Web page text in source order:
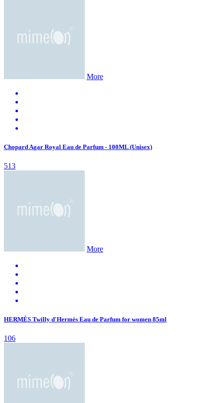
More
Chopard Agar Royal Eau de Parfum - 100ML (Unisex)
513
More
HERMÈS Twilly d'Hermès Eau de Parfum for women 85ml
106